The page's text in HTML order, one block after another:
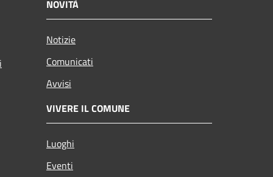
NOVITÀ
Notizie
Comunicati
Avvisi
VIVERE IL COMUNE
Luoghi
Eventi